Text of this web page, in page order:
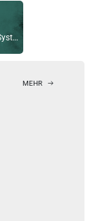
MEHR